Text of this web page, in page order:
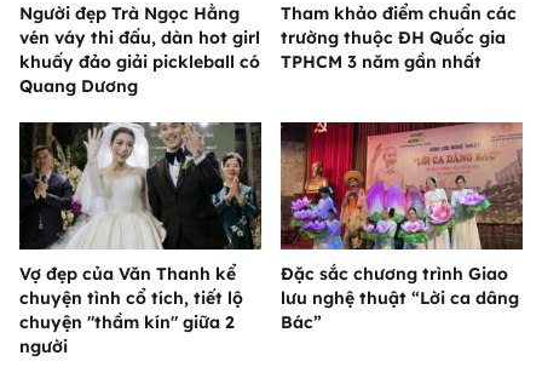
Người đẹp Trà Ngọc Hằng
vén váy thi đấu, dàn hot girl
khuấy đảo giải pickleball có
Quang Dương
Tham khảo điểm chuẩn các
trường thuộc ĐH Quốc gia
TPHCM 3 năm gần nhất
Vợ đẹp của Văn Thanh kể
chuyện tình cổ tích, tiết lộ
chuyện "thầm kín" giữa 2
người
Đặc sắc chương trình Giao
lưu nghệ thuật “Lời ca dâng
Bác”